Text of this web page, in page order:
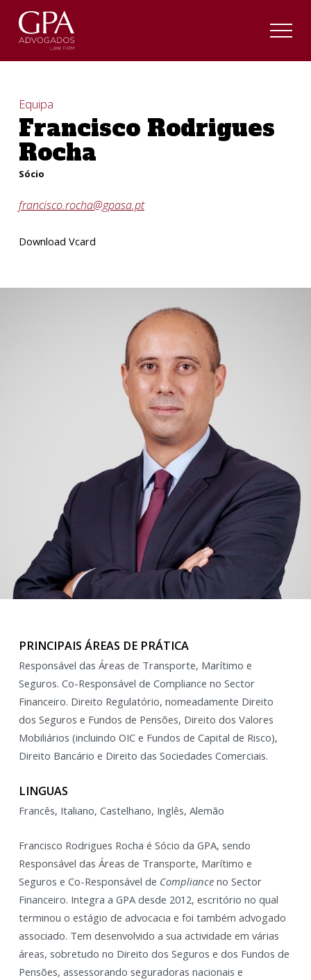
Equipa
Francisco Rodrigues
Rocha
Sócio
francisco.rocha@gpasa.pt
Download Vcard
PRINCIPAIS ÁREAS DE PRÁTICA
Responsável das Áreas de Transporte, Marítimo e
Seguros. Co-Responsável de Compliance no Sector
Financeiro. Direito Regulatório, nomeadamente Direito
dos Seguros e Fundos de Pensões, Direito dos Valores
Mobiliários (incluindo OIC e Fundos de Capital de Risco),
Direito Bancário e Direito das Sociedades Comerciais.
LINGUAS
Francês, Italiano, Castelhano, Inglês, Alemão
Francisco Rodrigues Rocha é Sócio da GPA, sendo
Responsável das Áreas de Transporte, Marítimo e
Seguros e Co-Responsável de Complianceno Sector
Financeiro. Integra a GPA desde 2012, escritório no qual
terminou o estágio de advocacia e foi também advogado
associado. Tem desenvolvido a sua actividade em várias
áreas, sobretudo no Direito dos Seguros e dos Fundos de
Pensões, assessorando seguradoras nacionais e